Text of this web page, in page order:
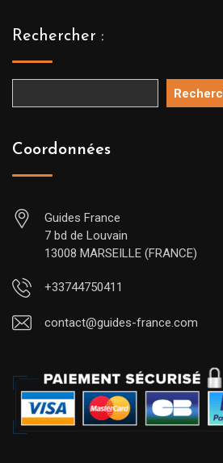
Rechercher :
Coordonnées
Guides France
7 bd de Louvain
13008 MARSEILLE (FRANCE)
+33744750411
contact@guides-france.com